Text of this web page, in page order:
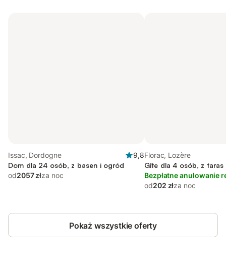
Issac, Dordogne
9,8
Dom dla 24 osób, z basen i ogród
od2057 złza noc
Florac, Lozère
Gîte dla 4 osób, z taras
Bezpłatne anulowanie
od202 złza noc
Pokaż wszystkie oferty